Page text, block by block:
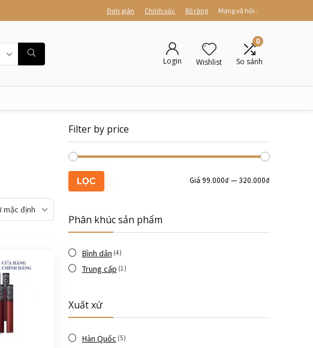
Đơn giản Chính xác Rõ ràng Mạng xã hội :
Login Wishlist
0
So sánh
mặc định
Filter by price
LỌC Giá 99.000₫— 320.000₫
Phân khúc sản phẩm
Bình dân (4)
Trung cấp (1)
Xuất xứ
Hàn Quốc (5)